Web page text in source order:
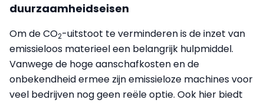
duurzaamheidseisen
Om de CO2-uitstoot te verminderen is de inzet van
emissieloos materieel een belangrijk hulpmiddel.
Vanwege de hoge aanschafkosten en de
onbekendheid ermee zijn emissieloze machines voor
veel bedrijven nog geen reële optie. Ook hier biedt